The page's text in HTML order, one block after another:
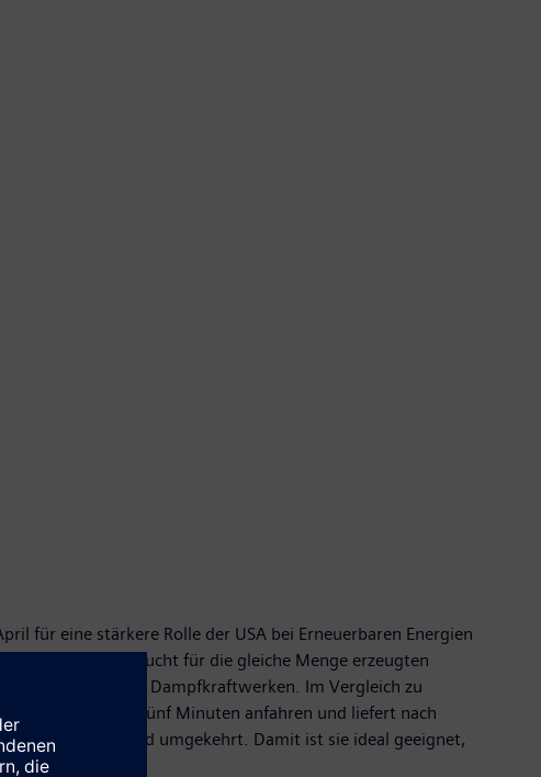
für eine stärkere Rolle der USA bei Erneuerbaren Energien
Siemens verbraucht für die gleiche Menge erzeugten
in Gas- und Dampfkraftwerken. Im Vergleich zu
Betrieb binnen fünf Minuten anfahren und liefert nach
Kraft regeln – und umgekehrt. Damit ist sie ideal geeignet,